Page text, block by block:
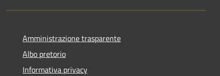
Amministrazione trasparente
Albo pretorio
Informativa privacy